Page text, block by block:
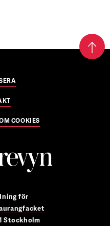
COOKIES
för
Stockholm